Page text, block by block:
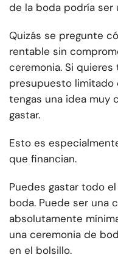
de la boda podría ser
Quizás se pregunte
rentable sin
ceremonia. Si
presupuesto limitado
tengas una idea muy
gastar.
Esto es
que financian.
Puedes gastar todo
boda. Puede ser una
absolutamente
una ceremonia de
en el bolsillo.